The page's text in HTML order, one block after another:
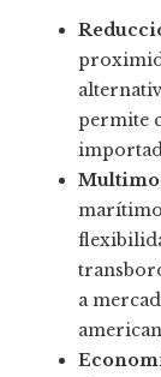
permite
a